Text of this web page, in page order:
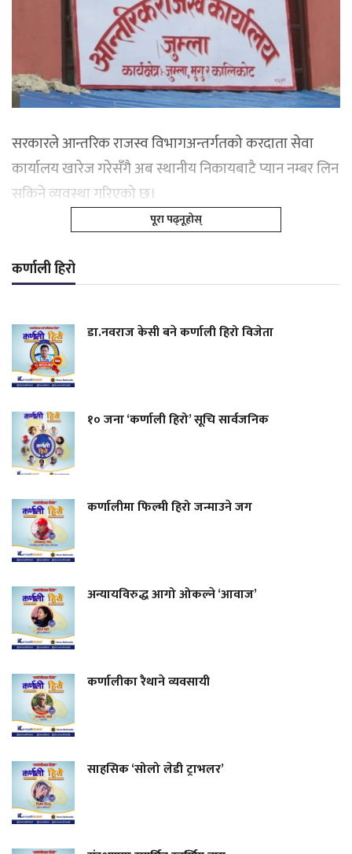
सरकारले आन्तरिक राजस्व विभागअन्तर्गतको करदाता सेवा
कार्यालय खारेज गरेसँगै अब स्थानीय निकायबाटै प्यान नम्बर लिन
सकिने व्यवस्था गरिएको छ।
पूरा पढ्नूहोस्
कर्णाली हिरो
डा.नवराज केसी बने कर्णाली हिरो विजेता
१० जना ‘कर्णाली हिरो’ सूचि सार्वजनिक
कर्णालीमा फिल्मी हिरो जन्माउने जग
अन्यायविरुद्ध आगो ओकल्ने ‘आवाज’
कर्णालीका रैथाने व्यवसायी
साहसिक ‘सोलो लेडी ट्राभलर’